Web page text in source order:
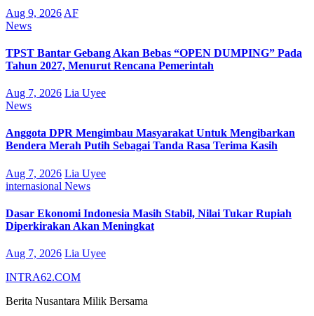
Aug 9, 2026 AF
News
TPST Bantar Gebang Akan Bebas “OPEN DUMPING” Pada
Tahun 2027, Menurut Rencana Pemerintah
Aug 7, 2026 Lia Uyee
News
Anggota DPR Mengimbau Masyarakat Untuk Mengibarkan
Bendera Merah Putih Sebagai Tanda Rasa Terima Kasih
Aug 7, 2026 Lia Uyee
internasional News
Dasar Ekonomi Indonesia Masih Stabil, Nilai Tukar Rupiah
Diperkirakan Akan Meningkat
Aug 7, 2026 Lia Uyee
INTRA62.COM
Berita Nusantara Milik Bersama